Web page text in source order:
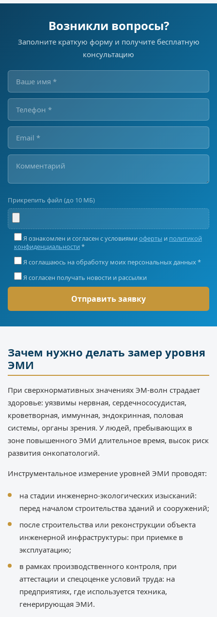
Возникли вопросы?
Заполните краткую форму и получите бесплатную
консультацию
Прикрепить файл (до 10 МБ)
Я ознакомлен и согласен с условиями оферты и политикой
конфиденциальности *
Я соглашаюсь на обработку моих персональных данных *
Я согласен получать новости и рассылки
Зачем нужно делать замер уровня
ЭМИ
При сверхнормативных значениях ЭМ-волн страдает
здоровье: уязвимы нервная, сердечнососудистая,
кроветворная, иммунная, эндокринная, половая
системы, органы зрения. У людей, пребывающих в
зоне повышенного ЭМИ длительное время, высок риск
развития онкопатологий.
Инструментальное измерение уровней ЭМИ проводят:
на стадии инженерно-экологических изысканий:
перед началом строительства зданий и сооружений;
после строительства или реконструкции объекта
инженерной инфраструктуры: при приемке в
эксплуатацию;
в рамках производственного контроля, при
аттестации и спецоценке условий труда: на
предприятиях, где используется техника,
генерирующая ЭМИ.